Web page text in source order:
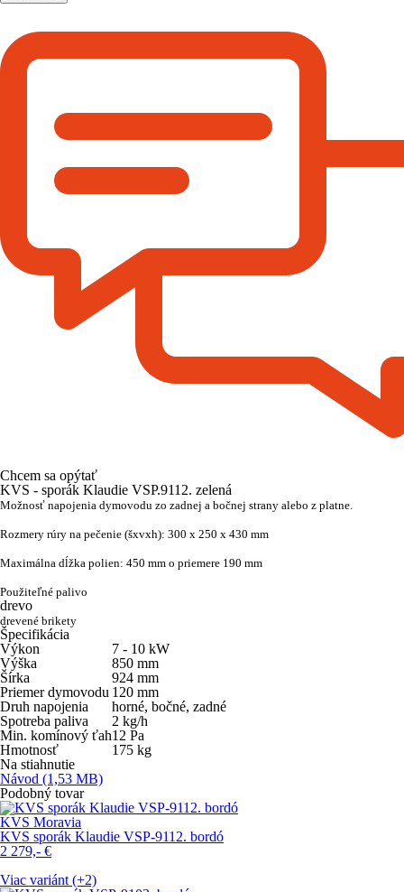
Chcem sa opýtať
KVS - sporák Klaudie VSP.9112. zelená
Možnosť napojenia dymovodu zo zadnej a bočnej strany alebo z platne.
Rozmery rúry na pečenie (šxvxh): 300 x 250 x 430 mm
Maximálna dĺžka polien: 450 mm o priemere 190 mm
Použiteľné palivo
drevo
drevené brikety
Špecifikácia
Výkon
7 - 10 kW
Výška
850 mm
Šírka
924 mm
Priemer dymovodu 120 mm
Druh napojenia
horné, bočné, zadné
Spotreba paliva
2 kg/h
Min. komínový ťah12 Pa
Hmotnosť
175 kg
Na stiahnutie
Návod (1,53 MB)
Podobný tovar
KVS Moravia
KVS sporák Klaudie VSP-9112. bordó
2 279,- €
Viac variánt (+2)